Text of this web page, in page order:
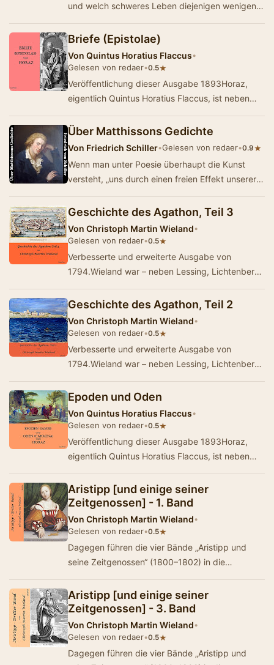
und welch schweres Leben diejenigen wenigen
Briefe (Epistolae)
Von Quintus Horatius Flaccus•
Gelesen von redaer•0.5★
Veröffentlichung dieser Ausgabe 1893Horaz,
eigentlich Quintus Horatius Flaccus, ist neben
Über Matthissons Gedichte
Von Friedrich Schiller•Gelesen von redaer•0.9★
Wenn man unter Poesie überhaupt die Kunst
versteht, „uns durch einen freien Effekt unserer
Geschichte des Agathon, Teil 3
Von Christoph Martin Wieland•
Gelesen von redaer•0.5★
Verbesserte und erweiterte Ausgabe von
1794.Wieland war – neben Lessing, Lichtenberg
reflexionsmächtigs…
Geschichte des Agathon, Teil 2
Von Christoph Martin Wieland•
Gelesen von redaer•0.5★
Verbesserte und erweiterte Ausgabe von
1794.Wieland war – neben Lessing, Lichtenberg
reflexionsmächtigs…
Epoden und Oden
Von Quintus Horatius Flaccus•
Gelesen von redaer•0.5★
Veröffentlichung dieser Ausgabe 1893Horaz,
eigentlich Quintus Horatius Flaccus, ist neben
Aristipp [und einige seiner
Zeitgenossen] - 1. Band
Von Christoph Martin Wieland•
Gelesen von redaer•0.5★
Dagegen führen die vier Bände „Aristipp und
seine Zeitgenossen“ (1800–1802) in die
Aristipp [und einige seiner
Zeitgenossen] - 3. Band
Von Christoph Martin Wieland•
Gelesen von redaer•0.5★
Dagegen führen die vier Bände „Aristipp und